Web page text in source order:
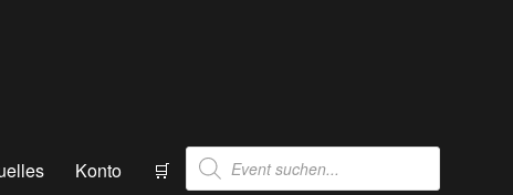
Konto 🛒
Products
search